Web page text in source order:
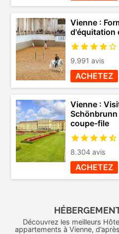
Vienne :
d'équitation
9.991 avis
ACHETEZ
Vienne :
coupe-file
8.304 avis
ACHETEZ
Découvrez les meilleurs
appartements à Vienne,